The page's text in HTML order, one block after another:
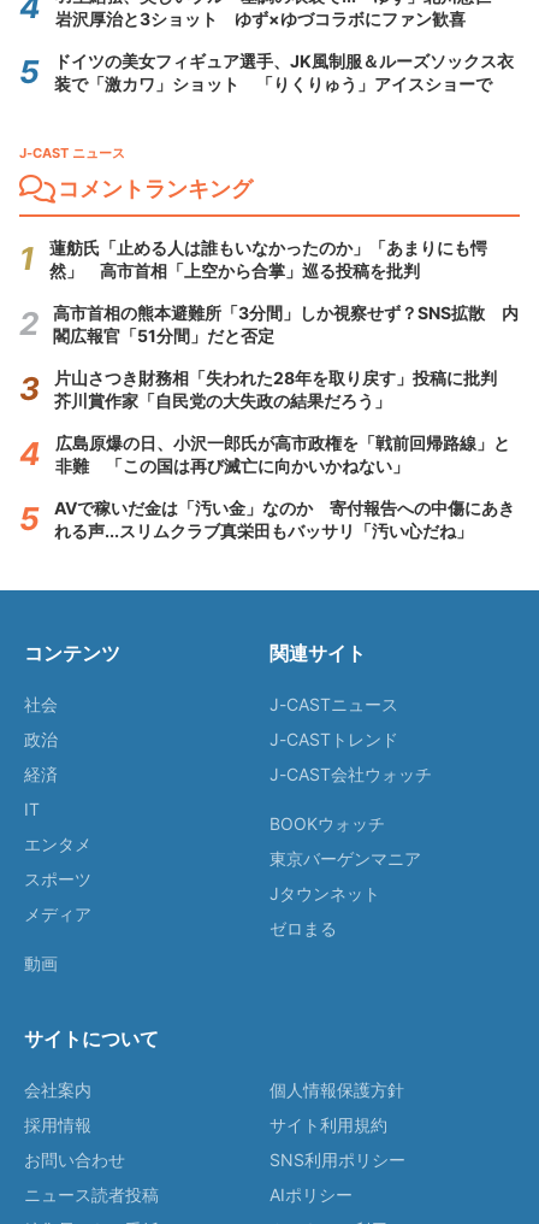
岩沢厚治と3ショット ゆず×ゆづコラボにファン歓喜
ドイツの美女フィギュア選手、JK風制服＆ルーズソックス衣
装で「激カワ」ショット 「りくりゅう」アイスショーで
J-CAST ニュース
コメントランキング
蓮舫氏「止める人は誰もいなかったのか」「あまりにも愕
然」 高市首相「上空から合掌」巡る投稿を批判
高市首相の熊本避難所「3分間」しか視察せず？SNS拡散 内
閣広報官「51分間」だと否定
片山さつき財務相「失われた28年を取り戻す」投稿に批判
芥川賞作家「自民党の大失政の結果だろう」
広島原爆の日、小沢一郎氏が高市政権を「戦前回帰路線」と
非難 「この国は再び滅亡に向かいかねない」
AVで稼いだ金は「汚い金」なのか 寄付報告への中傷にあき
れる声...スリムクラブ真栄田もバッサリ「汚い心だね」
コンテンツ
社会
政治
経済
IT
エンタメ
スポーツ
メディア
動画
関連サイト
J-CASTニュース
J-CASTトレンド
J-CAST会社ウォッチ
BOOKウォッチ
東京バーゲンマニア
Jタウンネット
ゼロまる
サイトについて
会社案内
採用情報
お問い合わせ
ニュース読者投稿
個人情報保護方針
サイト利用規約
SNS利用ポリシー
AIポリシー